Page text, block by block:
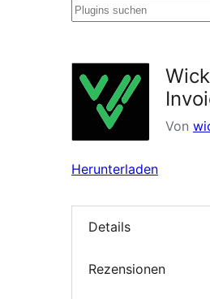
Plugins
Von
Herunterladen
Details
Rezensionen